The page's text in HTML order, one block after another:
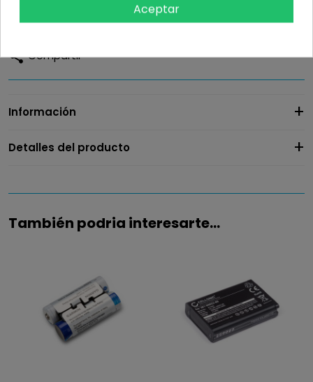
Añadir
shareCompartir
Información
Detalles del producto
También podria interesarte...
Aceptar